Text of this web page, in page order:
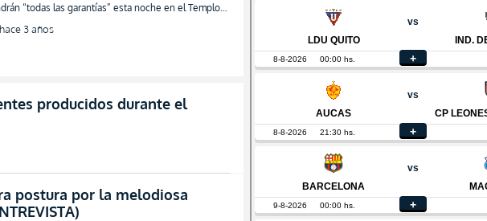
“todas las garantías” esta noche en el Templo
hace 3 años
producidos durante el
postura por la melodiosa